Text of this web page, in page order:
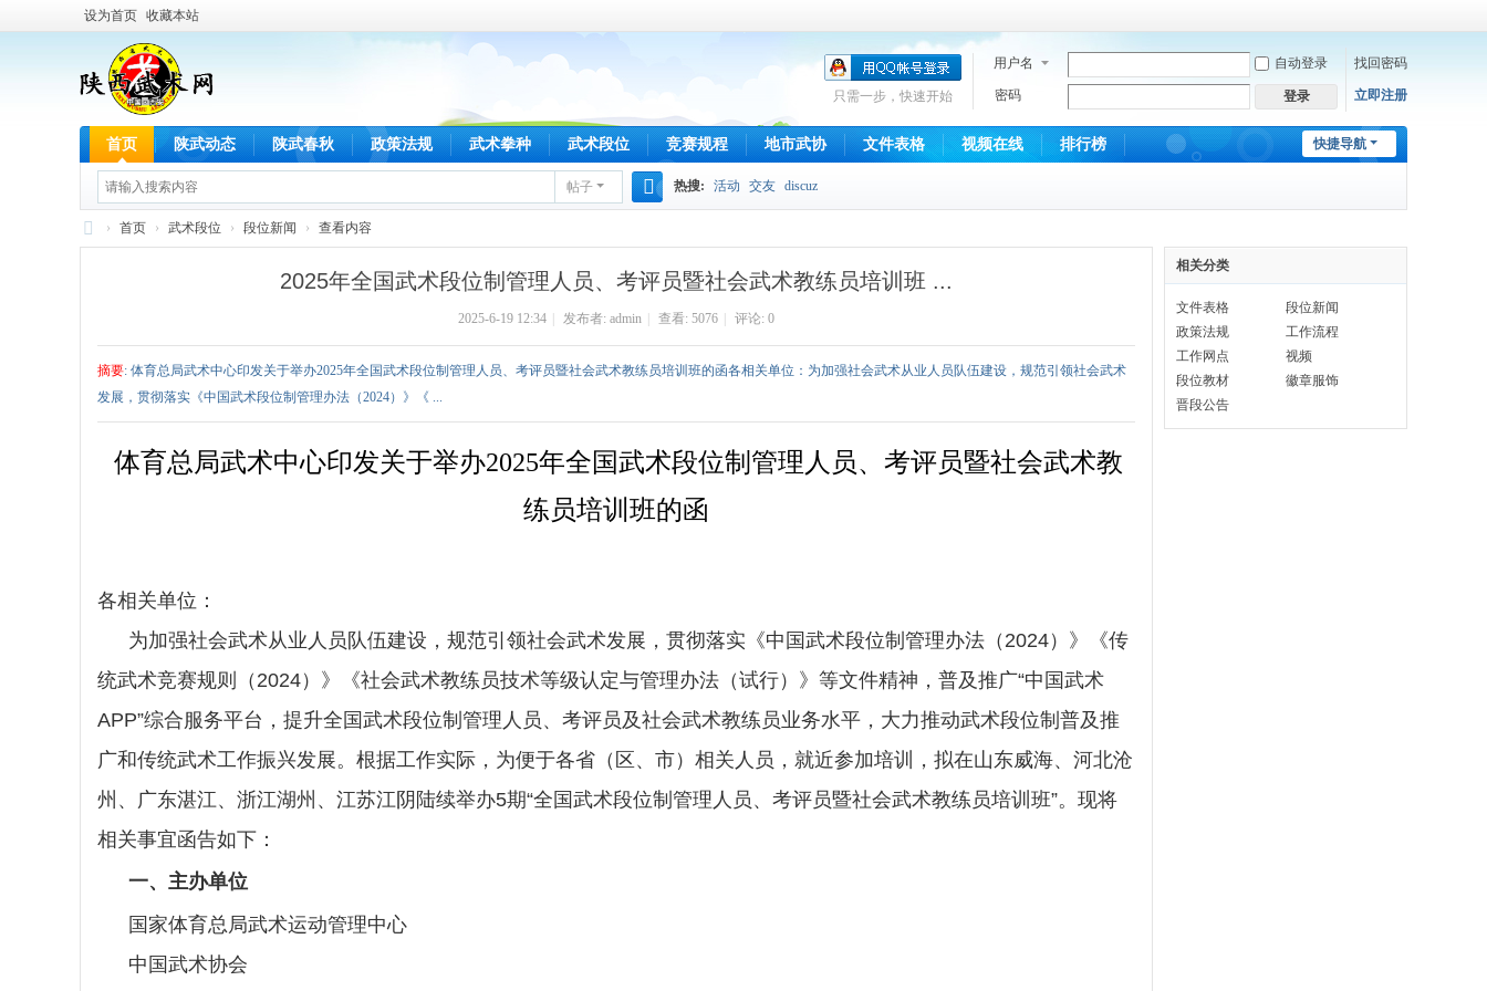
设为首页 收藏本站
用户名 自动登录 找回密码
密码 登录 立即注册
只需一步，快速开始
快捷导航
首页 陕武动态 陕武春秋 政策法规 武术拳种 武术段位 竞赛规程 地市武协 文件表格 视频在线 排行榜
帖子
索
热搜: 活动 交友 discuz
› 首页 › 武术段位 › 段位新闻 › 查看内容
2025年全国武术段位制管理人员、考评员暨社会武术教练员培训班 ...
2025-6-19 12:34 发布者: admin 查看: 5076 评论: 0
摘要: 体育总局武术中心印发关于举办2025年全国武术段位制管理人员、考评员暨社会武术教练员培训班的函各相关单位：为加强社会武术从业人员队伍建设，规范引领社会武术
发展，贯彻落实《中国武术段位制管理办法（2024）》《 ...
体育总局武术中心印发关于举办2025年全国武术段位制管理人员、考评员暨社会武术教
练员培训班的函
各相关单位：
为加强社会武术从业人员队伍建设，规范引领社会武术发展，贯彻落实《中国武术段位制管理办法（2024）》《传
统武术竞赛规则（2024）》《社会武术教练员技术等级认定与管理办法（试行）》等文件精神，普及推广“中国武术
APP”综合服务平台，提升全国武术段位制管理人员、考评员及社会武术教练员业务水平，大力推动武术段位制普及推
广和传统武术工作振兴发展。根据工作实际，为便于各省（区、市）相关人员，就近参加培训，拟在山东威海、河北沧
州、广东湛江、浙江湖州、江苏江阴陆续举办5期“全国武术段位制管理人员、考评员暨社会武术教练员培训班”。现将
相关事宜函告如下：
一、主办单位
国家体育总局武术运动管理中心
中国武术协会
相关分类
文件表格
段位新闻
政策法规
工作流程
工作网点
视频
段位教材
徽章服饰
晋段公告